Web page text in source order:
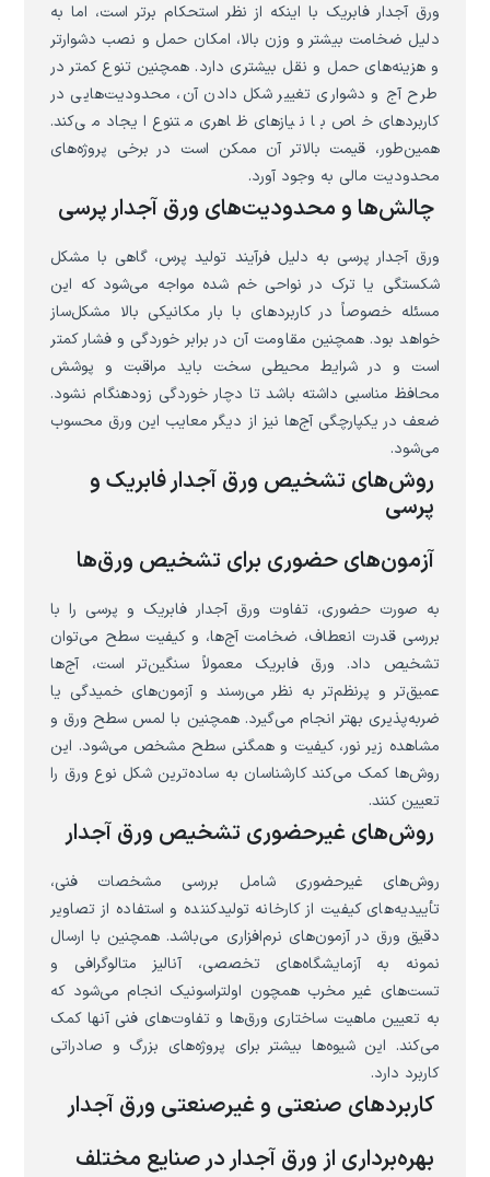
ورق آجدار فابریک با اینکه از نظر استحکام برتر است، اما به
دلیل ضخامت بیشتر و وزن بالا، امکان حمل و نصب دشوارتر
و هزینه‌های حمل و نقل بیشتری دارد. همچنین تنوع کمتر در
طرح آج و دشواری تغییر شکل دادن آن، محدودیت‌هایی در
کاربردهای خاص با نیازهای ظاهری متنوع ایجاد می‌کند.
همین‌طور، قیمت بالاتر آن ممکن است در برخی پروژه‌های
محدودیت مالی به وجود آورد.
چالش‌ها و محدودیت‌های ورق آجدار پرسی
ورق آجدار پرسی به دلیل فرآیند تولید پرس، گاهی با مشکل
شکستگی یا ترک در نواحی خم شده مواجه می‌شود که این
مسئله خصوصاً در کاربردهای با بار مکانیکی بالا مشکل‌ساز
خواهد بود. همچنین مقاومت آن در برابر خوردگی و فشار کمتر
است و در شرایط محیطی سخت باید مراقبت و پوشش
محافظ مناسبی داشته باشد تا دچار خوردگی زودهنگام نشود.
ضعف در یکپارچگی آج‌ها نیز از دیگر معایب این ورق محسوب
می‌شود.
روش‌های تشخیص ورق آجدار فابریک و
پرسی
آزمون‌های حضوری برای تشخیص ورق‌ها
به صورت حضوری، تفاوت ورق آجدار فابریک و پرسی را با
بررسی قدرت انعطاف، ضخامت آج‌ها، و کیفیت سطح می‌توان
تشخیص داد. ورق فابریک معمولاً سنگین‌تر است، آج‌ها
عمیق‌تر و پرنظم‌تر به نظر می‌رسند و آزمون‌های خمیدگی یا
ضربه‌پذیری بهتر انجام می‌گیرد. همچنین با لمس سطح ورق و
مشاهده زیر نور، کیفیت و همگنی سطح مشخص می‌شود. این
روش‌ها کمک می‌کند کارشناسان به ساده‌ترین شکل نوع ورق را
تعیین کنند.
روش‌های غیرحضوری تشخیص ورق آجدار
روش‌های غیرحضوری شامل بررسی مشخصات فنی،
تأییدیه‌های کیفیت از کارخانه تولیدکننده و استفاده از تصاویر
دقیق ورق در آزمون‌های نرم‌افزاری می‌باشد. همچنین با ارسال
نمونه به آزمایشگاه‌های تخصصی، آنالیز متالوگرافی و
تست‌های غیر مخرب همچون اولتراسونیک انجام می‌شود که
به تعیین ماهیت ساختاری ورق‌ها و تفاوت‌های فنی آنها کمک
می‌کند. این شیوه‌ها بیشتر برای پروژه‌های بزرگ و صادراتی
کاربرد دارد.
کاربردهای صنعتی و غیرصنعتی ورق آجدار
بهره‌برداری از ورق آجدار در صنایع مختلف